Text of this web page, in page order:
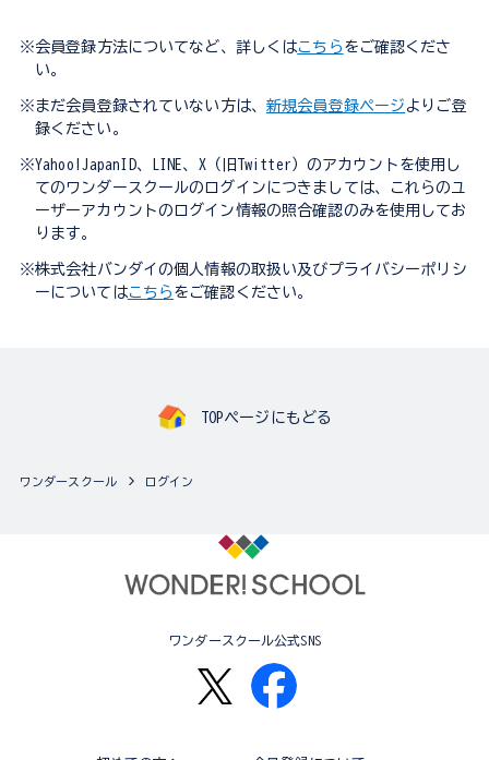
※会員登録方法についてなど、詳しくはこちら をご確認くださ
い。
※まだ会員登録されていない方は、 新規会員登録ページ よりご登
録ください。
※Yahoo!JapanID、LINE、X（旧Twitter）のアカウントを使用し
てのワンダースクールのログインにつきましては、これらのユ
ーザーアカウントのログイン情報の照合確認のみを使用してお
ります。
※株式会社バンダイの個人情報の取扱い及びプライバシーポリシ
ーについてはこちら をご確認ください。
TOPページにもどる
ワンダースクール ログイン
ワンダースクール公式SNS